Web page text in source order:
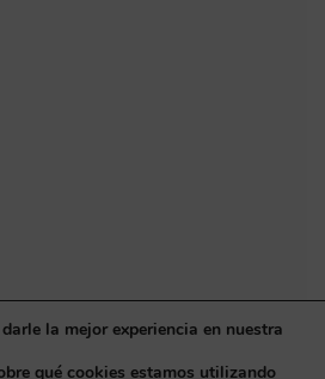
la mejor experiencia en nuestra
qué cookies estamos utilizando